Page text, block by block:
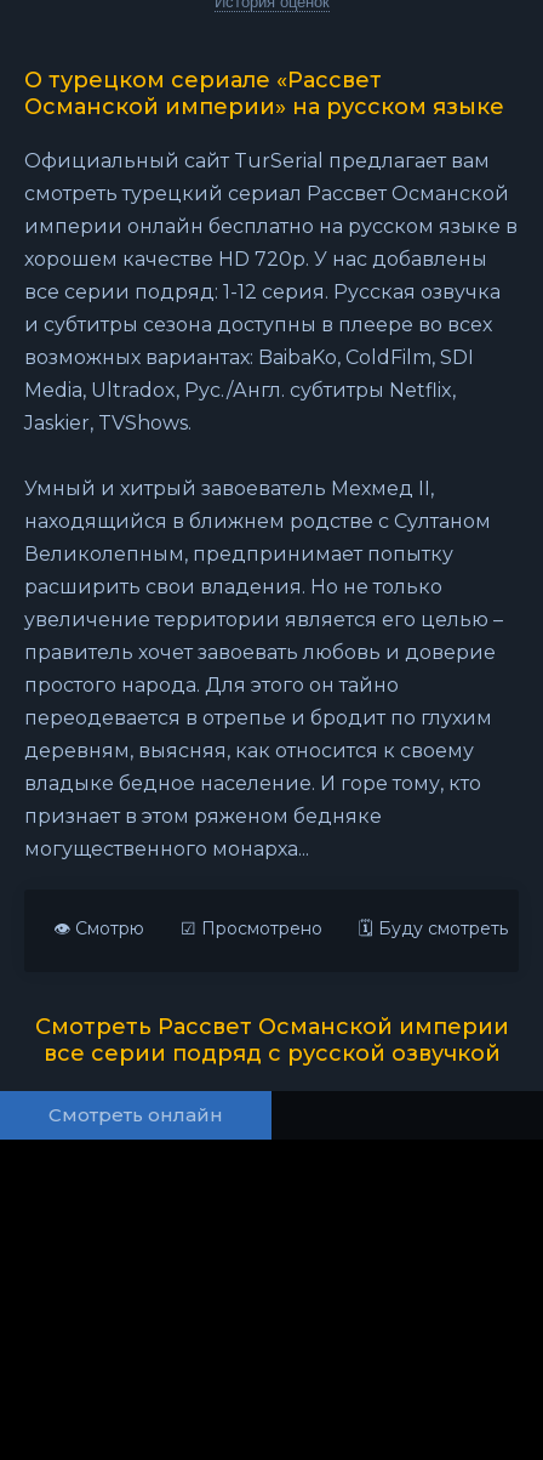
О турецком сериале «Рассвет
Османской империи» на русском языке
Официальный сайт TurSerial предлагает вам
смотреть турецкий сериал Рассвет Османской
империи онлайн бесплатно на русском языке в
хорошем качестве HD 720p. У нас добавлены
все серии подряд: 1-12 серия. Русская озвучка
и субтитры сезона доступны в плеере во всех
возможных вариантах: BaibaKo, ColdFilm, SDI
Media, Ultradox, Рус./Англ. субтитры Netflix,
Jaskier, TVShows.
Умный и хитрый завоеватель Мехмед II,
находящийся в ближнем родстве с Султаном
Великолепным, предпринимает попытку
расширить свои владения. Но не только
увеличение территории является его целью –
правитель хочет завоевать любовь и доверие
простого народа. Для этого он тайно
переодевается в отрепье и бродит по глухим
деревням, выясняя, как относится к своему
владыке бедное население. И горе тому, кто
признает в этом ряженом бедняке
могущественного монарха...
👁 Смотрю ☑ Просмотрено 🗓 Буду смотреть
Смотреть Рассвет Османской империи
все серии подряд с русской озвучкой
Смотреть онлайн